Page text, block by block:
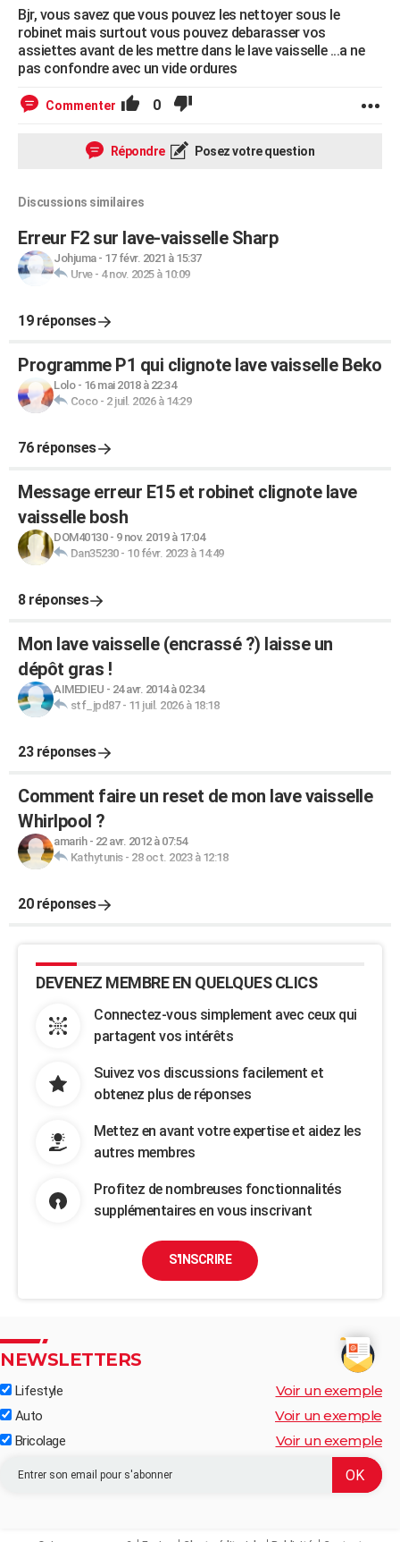
Bjr, vous savez que vous pouvez les nettoyer sous le
robinet mais surtout vous pouvez debarasser vos
assiettes avant de les mettre dans le lave vaisselle ...a ne
pas confondre avec un vide ordures
Commenter 0
Répondre Posez votre question
Discussions similaires
Erreur F2 sur lave-vaisselle Sharp
Johjuma- 17 févr. 2021 à 15:37
Urve- 4 nov. 2025 à 10:09
19 réponses
Programme P1 qui clignote lave vaisselle Beko
Lolo- 16 mai 2018 à 22:34
Coco- 2 juil. 2026 à 14:29
76 réponses
Message erreur E15 et robinet clignote lave
vaisselle bosh
DOM40130- 9 nov. 2019 à 17:04
Dan35230- 10 févr. 2023 à 14:49
8 réponses
Mon lave vaisselle (encrassé ?) laisse un
dépôt gras !
AIMEDIEU - 24 avr. 2014 à 02:34
stf_jpd87- 11 juil. 2026 à 18:18
23 réponses
Comment faire un reset de mon lave vaisselle
Whirlpool ?
amarih- 22 avr. 2012 à 07:54
Kathytunis- 28 oct. 2023 à 12:18
20 réponses
DEVENEZ MEMBRE EN QUELQUES CLICS
Connectez-vous simplement avec ceux qui
partagent vos intérêts
Suivez vos discussions facilement et
obtenez plus de réponses
Mettez en avant votre expertise et aidez les
autres membres
Profitez de nombreuses fonctionnalités
supplémentaires en vous inscrivant
S'INSCRIRE
NEWSLETTERS
Lifestyle Voir un exemple
Auto Voir un exemple
Bricolage Voir un exemple